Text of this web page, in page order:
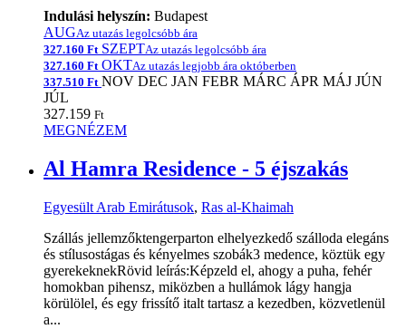
Indulási helyszín: Budapest
AUGAz utazás legolcsóbb ára
327.160 Ft SZEPTAz utazás legolcsóbb ára
327.160 Ft OKTAz utazás legjobb ára októberben
337.510 Ft NOV DEC JAN FEBR MÁRC ÁPR MÁJ JÚN
JÚL
327.159 Ft
MEGNÉZEM
Al Hamra Residence - 5 éjszakás
Egyesült Arab Emirátusok, Ras al-Khaimah
Szállás jellemzőktengerparton elhelyezkedő szálloda elegáns
és stílusostágas és kényelmes szobák3 medence, köztük egy
gyerekeknekRövid leírás:Képzeld el, ahogy a puha, fehér
homokban pihensz, miközben a hullámok lágy hangja
körülölel, és egy frissítő italt tartasz a kezedben, közvetlenül
a...